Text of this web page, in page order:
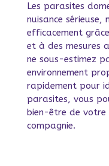
Les parasites
nuisance sérieuse,
efficacement
et à des mesures
ne sous-estimez
environnement
rapidement pour
parasites, vous
bien-être de
compagnie.